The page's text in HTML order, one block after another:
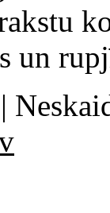
un
|